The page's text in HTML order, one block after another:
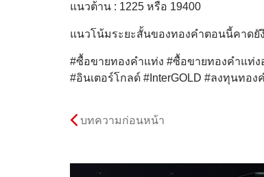
แนวต้าน : 1225 หรือ 19400
แนวโน้มระยะสั้นของทองคำตอนนี้คาดยั
#ซื้อขายทองคำแท่ง #ซื้อขายทองคำแท่ง
#อินเตอร์โกลด์ #InterGOLD #ลงทุนทอง
บทความก่อนหน้า